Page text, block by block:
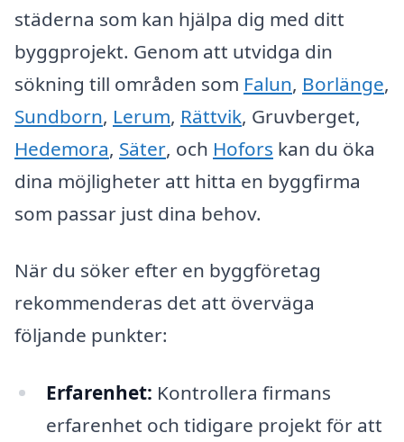
städerna som kan hjälpa dig med ditt
byggprojekt. Genom att utvidga din
sökning till områden som Falun, Borlänge,
Sundborn, Lerum, Rättvik, Gruvberget,
Hedemora, Säter, och Hofors kan du öka
dina möjligheter att hitta en byggfirma
som passar just dina behov.
När du söker efter en byggföretag
rekommenderas det att överväga
följande punkter:
Erfarenhet: Kontrollera firmans
erfarenhet och tidigare projekt för att